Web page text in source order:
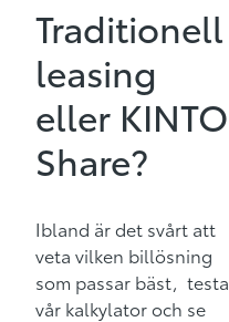
Traditionell
leasing
eller KINTO
Share?
Ibland är det svårt att
veta vilken billösning
som passar bäst, testa
vår kalkylator och se